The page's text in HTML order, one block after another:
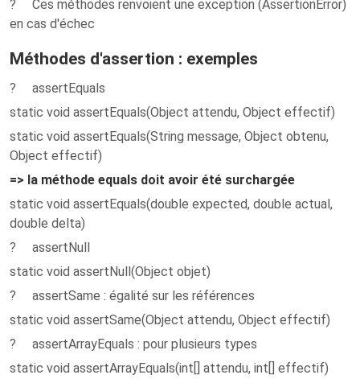
? Ces méthodes renvoient une exception (AssertionError)
en cas d'échec
Méthodes d'assertion : exemples
? assertEquals
static void assertEquals(Object attendu, Object effectif)
static void assertEquals(String message, Object obtenu,
Object effectif)
=> la méthode equals doit avoir été surchargée
static void assertEquals(double expected, double actual,
double delta)
? assertNull
static void assertNull(Object objet)
? assertSame : égalité sur les références
static void assertSame(Object attendu, Object effectif)
? assertArrayEquals : pour plusieurs types
static void assertArrayEquals(int[] attendu, int[] effectif)